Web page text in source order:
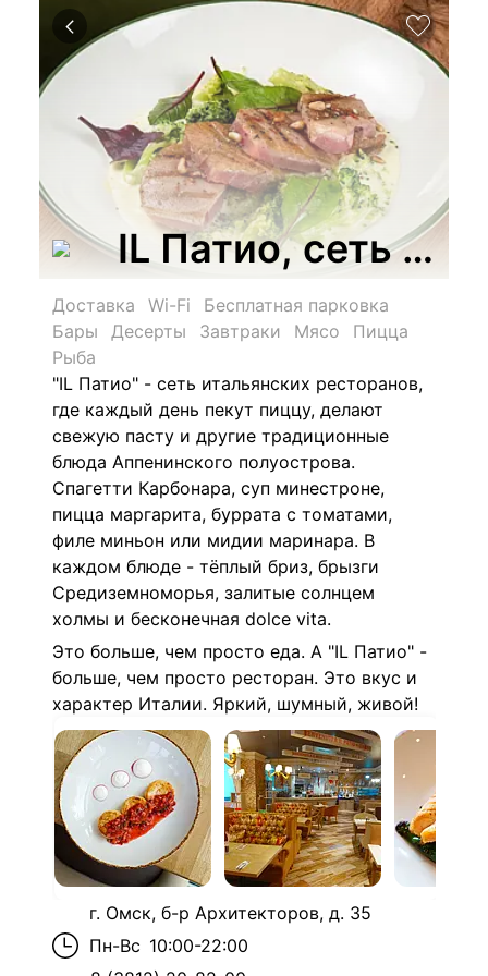
IL Патио, сеть
Доставка Wi-Fi
Бесплатная парковка
Бары
Десерты Завтраки Мясо
Пицца
Рыба
"IL Патио" - сеть итальянских ресторанов,
где каждый день пекут пиццу, делают
свежую пасту и другие традиционные
блюда Аппенинского полуострова.
Спагетти Карбонара, суп минестроне,
пицца маргарита, буррата с томатами,
филе миньон или мидии маринара. В
каждом блюде - тёплый бриз, брызги
Средиземноморья, залитые солнцем
холмы и бесконечная dolce vita.
Это больше, чем просто еда. А "IL Патио" -
больше, чем просто ресторан. Это вкус и
характер Италии. Яркий, шумный, живой!
г. Омск, б-р Архитекторов, д. 35
Пн-Вс 10:00-22:00